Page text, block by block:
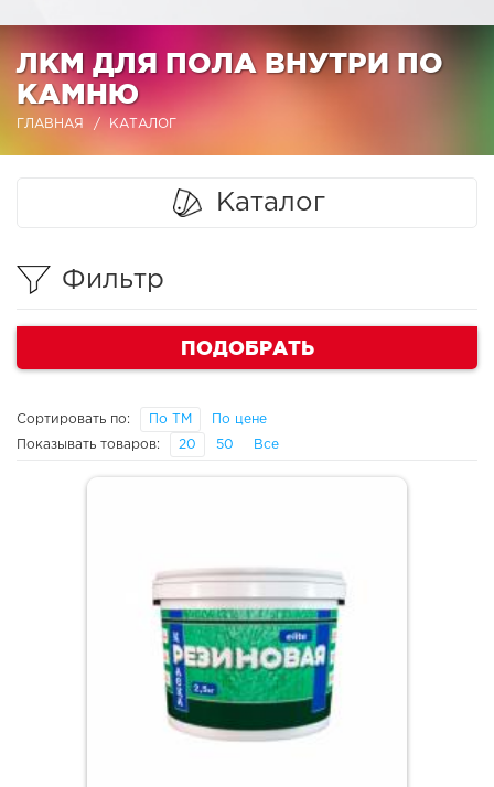
ЛКМ ДЛЯ ПОЛА ВНУТРИ ПО
КАМНЮ
ГЛАВНАЯ КАТАЛОГ
Каталог
Фильтр
ПОДОБРАТЬ
Сортировать по: По ТМ По цене
Показывать товаров: 20 50 Все